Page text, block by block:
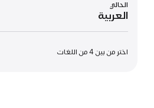
الحالي
العربية
اختر من بين 4 من اللغات